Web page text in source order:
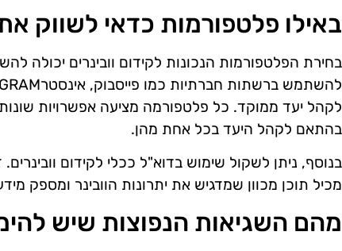
באילו פלטפורמות כדאי לשווק
בחירת הפלטפורמות הנכונות לקידום וובינרים יכולה
לקהל יעד ממוקד. כל פלטפורמה מציעה אפשרויות
בהתאם לקהל היעד בכל אחת מהן.
בנוסף, ניתן לשקול שימוש בדוא"ל ככלי לקידום וובינרים.
מכיל תוכן מכוון שמדגיש את יתרונות הוובינר ומספק
מהם השגיאות הנפוצות שיש